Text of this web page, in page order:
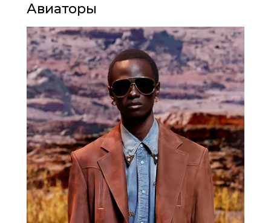
Авиаторы